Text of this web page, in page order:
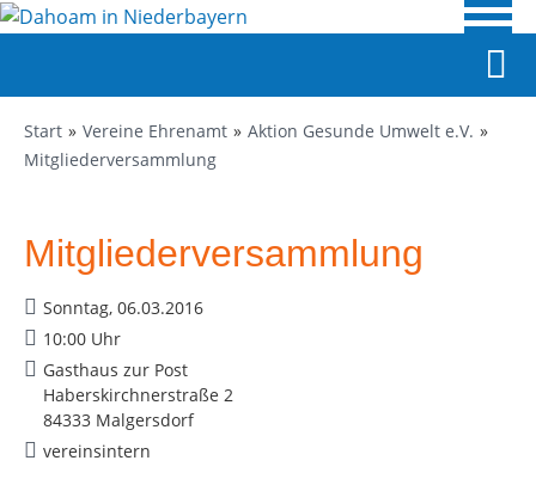
Start Vereine Ehrenamt
Aktion Gesunde Umwelt e.V.
Mitgliederversammlung
Mitgliederversammlung
Sonntag, 06.03.2016
10:00 Uhr
Gasthaus zur Post
Haberskirchnerstraße 2
84333 Malgersdorf
vereinsintern